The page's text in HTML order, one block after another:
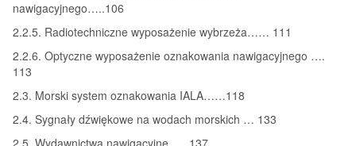
nawigacyjnego…..106
2.2.5. Radiotechniczne wyposażenie wybrzeża…… 111
2.2.6. Optyczne wyposażenie oznakowania nawigacyjnego ….
113
2.3. Morski system oznakowania IALA……118
2.4. Sygnały dźwiękowe na wodach morskich … 133
2.5. Wydawnictwa nawigacyjne….. 137